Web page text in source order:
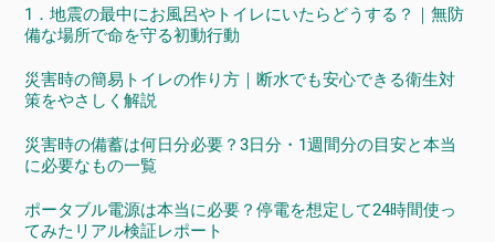
1．地震の最中にお風呂やトイレにいたらどうする？｜無防
備な場所で命を守る初動行動
災害時の簡易トイレの作り方｜断水でも安心できる衛生対
策をやさしく解説
災害時の備蓄は何日分必要？3日分・1週間分の目安と本当
に必要なもの一覧
ポータブル電源は本当に必要？停電を想定して24時間使っ
てみたリアル検証レポート